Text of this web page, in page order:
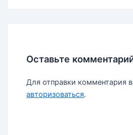
Оставьте
Для отправки комментария
авторизоваться.